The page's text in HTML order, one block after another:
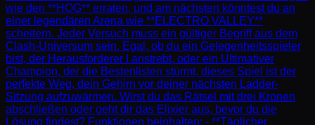
wie den **HOG** erraten, und am nächsten könntest du an
einer legendären Arena wie **ELECTRO VALLEY**
scheitern. Jeder Versuch muss ein gültiger Begriff aus dem
Clash-Universum sein. Egal, ob du ein Gelegenheitsspieler
bist, der Herausforderer I anstrebt, oder ein Ultimativer
Champion, der die Bestenlisten stürmt, dieses Spiel ist der
perfekte Weg, dein Gehirn vor deiner nächsten Ladder-
Sitzung aufzuwärmen. Wirst du das Rätsel mit drei Kronen
abschließen oder geht dir das Elixier aus, bevor du die
Lösung findest? Funktionen beinhalten: - **Täglicher